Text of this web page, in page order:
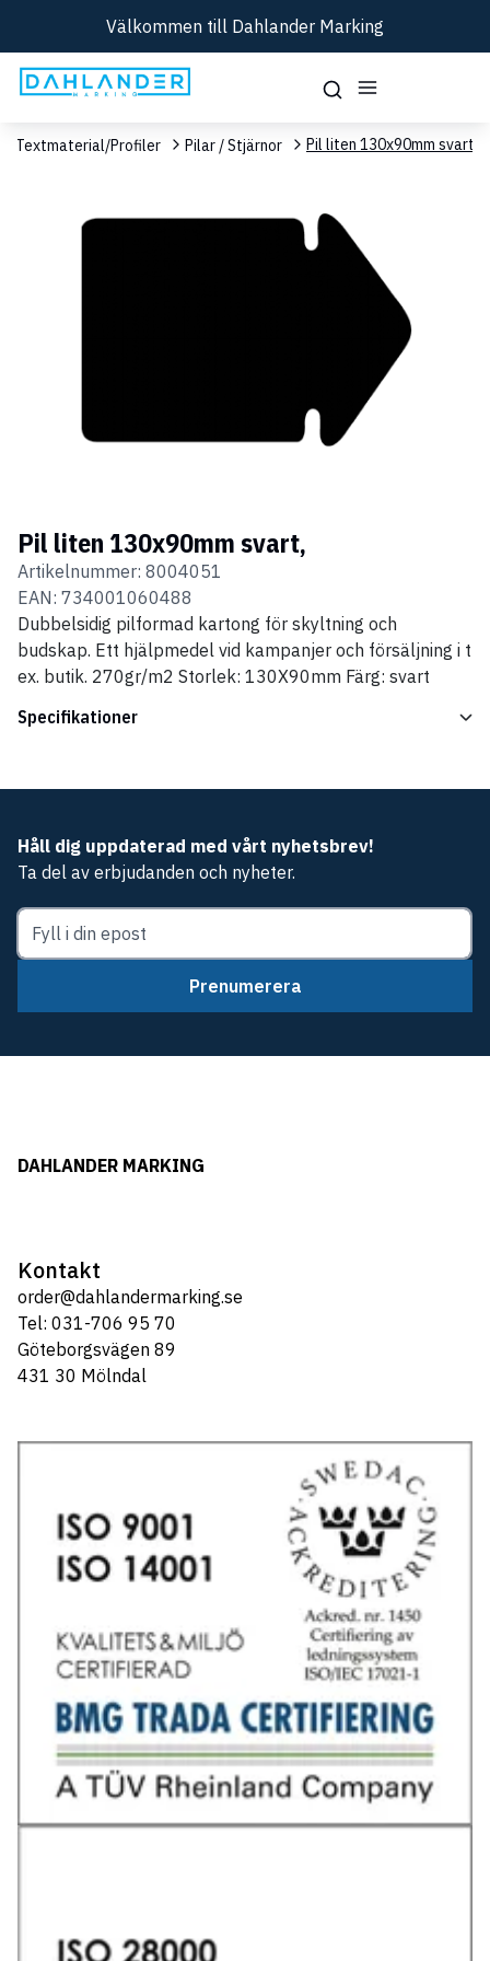
Välkommen till Dahlander Marking
Textmaterial/Profiler Pilar / Stjärnor Pil liten 130x90mm svart,
Pil liten 130x90mm svart,
Artikelnummer: 8004051
EAN: 734001060488
Dubbelsidig pilformad kartong för skyltning och
budskap. Ett hjälpmedel vid kampanjer och försäljning i t
ex. butik. 270gr/m2 Storlek: 130X90mm Färg: svart
Specifikationer
Håll dig uppdaterad med vårt nyhetsbrev!
Ta del av erbjudanden och nyheter.
Prenumerera
DAHLANDER MARKING
Kontakt
order@dahlandermarking.se
Tel: 031-706 95 70
Göteborgsvägen 89
431 30 Mölndal